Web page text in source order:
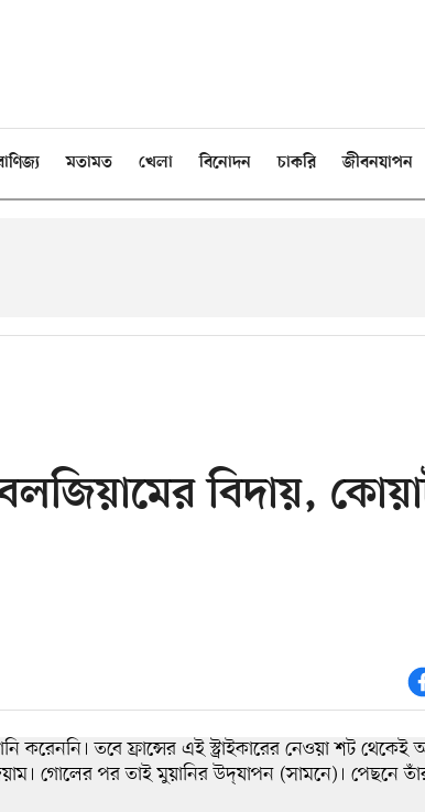
মতামত খেলা বিনোদন চাকরি জীবনযাপন
বিদায়,